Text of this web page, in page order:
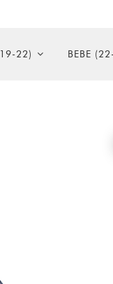
22) BEBE